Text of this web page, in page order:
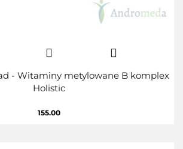
- Witaminy metylowane B komplex
Holistic
155.00